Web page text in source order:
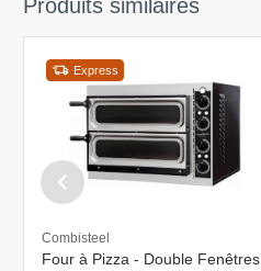
Produits similaires
Express
Combisteel
Four à Pizza - Double Fenêtres